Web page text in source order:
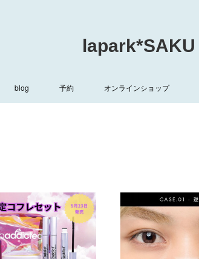
lapark*SAKU
blog 予約 オンラインショップ